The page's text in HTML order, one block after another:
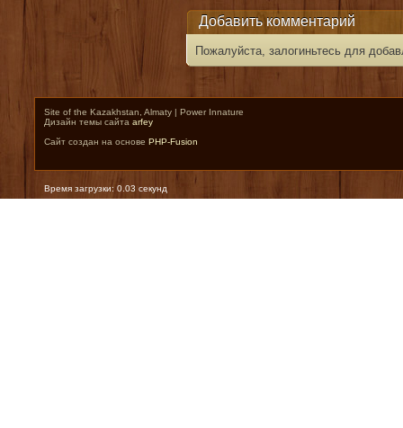
Добавить комментарий
Пожалуйста, залогиньтесь для
Site of the Kazakhstan, Almaty | Power Innature
Дизайн темы сайта arfey
Сайт создан на основе PHP-Fusion
Время загрузки: 0.03 секунд